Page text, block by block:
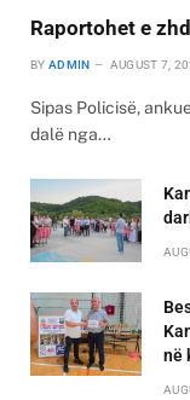
Raportohet e
BY ADMIN AUGUST 7,
Sipas Policisë,
dalë nga…
në